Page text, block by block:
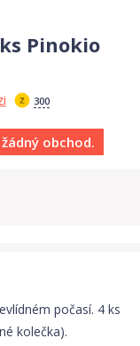
Pinokio
300
obchod.
počasí. 4 ks
kolečka).